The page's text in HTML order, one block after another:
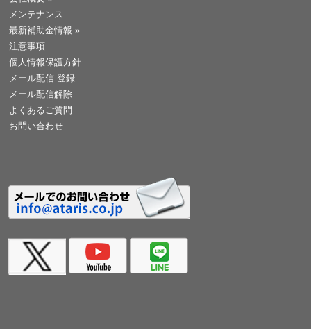
メンテナンス
最新補助金情報 »
注意事項
個人情報保護方針
メール配信 登録
メール配信解除
よくあるご質問
お問い合わせ